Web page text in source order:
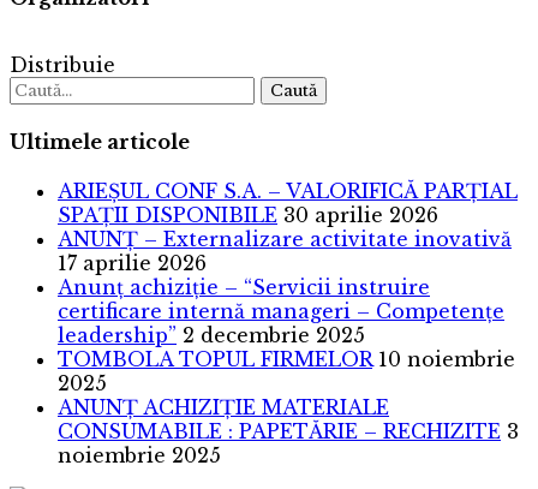
Distribuie
Caută
Ultimele articole
ARIEȘUL CONF S.A. – VALORIFICĂ PARȚIAL
SPAȚII DISPONIBILE 30 aprilie 2026
ANUNȚ – Externalizare activitate inovativă
17 aprilie 2026
Anunț achiziție – “Servicii instruire
certificare internă manageri – Competențe
leadership” 2 decembrie 2025
TOMBOLA TOPUL FIRMELOR 10 noiembrie
2025
ANUNȚ ACHIZIȚIE MATERIALE
CONSUMABILE : PAPETĂRIE – RECHIZITE 3
noiembrie 2025